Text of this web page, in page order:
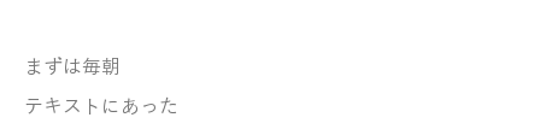
まずは毎朝
テキストにあった